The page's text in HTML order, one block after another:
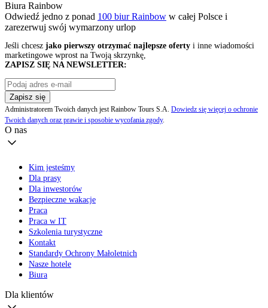
Biura Rainbow
Odwiedź jedno z ponad 100 biur Rainbow w całej Polsce i
zarezerwuj swój wymarzony urlop
Jeśli chcesz jako pierwszy otrzymać najlepsze oferty i inne wiadomości
marketingowe wprost na Twoją skrzynkę,
ZAPISZ SIĘ NA NEWSLETTER:
Zapisz się
Administratorem Twoich danych jest Rainbow Tours S.A. Dowiedz się więcej o ochronie
Twoich danych oraz prawie i sposobie wycofania zgody.
O nas
Kim jesteśmy
Dla prasy
Dla inwestorów
Bezpieczne wakacje
Praca
Praca w IT
Szkolenia turystyczne
Kontakt
Standardy Ochrony Małoletnich
Nasze hotele
Biura
Dla klientów